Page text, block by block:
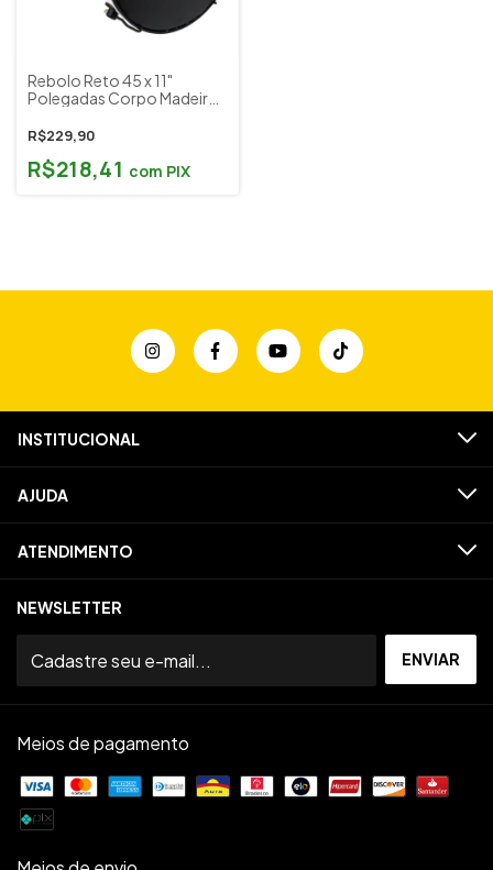
Rebolo Reto 45 x 11"
Polegadas Corpo Madeira
by Luen Cod. 60026
R$229,90
R$218,41 com PIX
INSTITUCIONAL
AJUDA
ATENDIMENTO
NEWSLETTER
Meios de pagamento